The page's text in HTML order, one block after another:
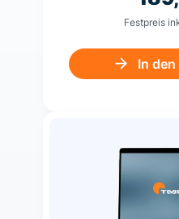
Festpreis
In